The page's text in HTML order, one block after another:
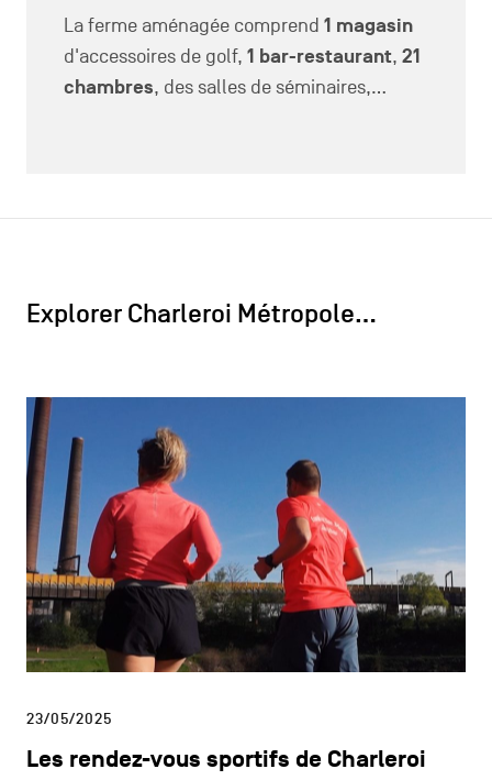
La ferme aménagée comprend1 magasin
d'accessoires de golf,1 bar-restaurant,21
chambres, des salles de séminaires,...
Explorer Charleroi Métropole…
23/05/2025
Les rendez-vous sportifs de Charleroi